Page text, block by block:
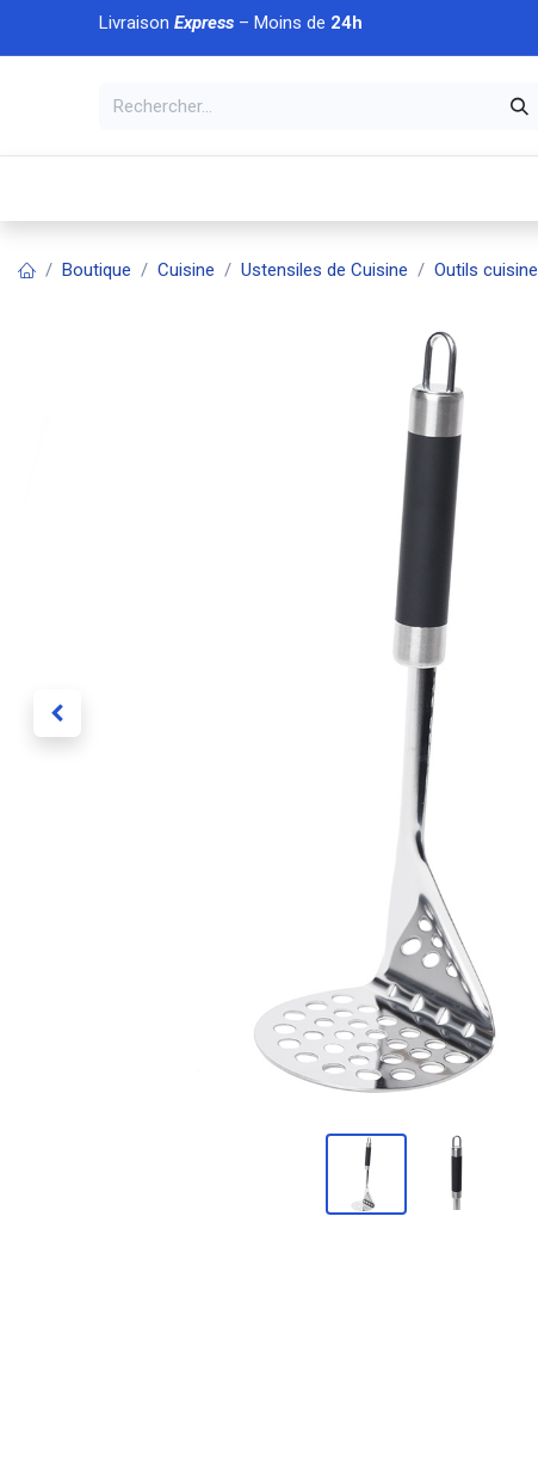
Se rendre au contenu
Livraison Express– Moins de 24h
À DÉCOUVRIR
Boutique Cuisine Ustensiles de Cuisine Outils cuisine